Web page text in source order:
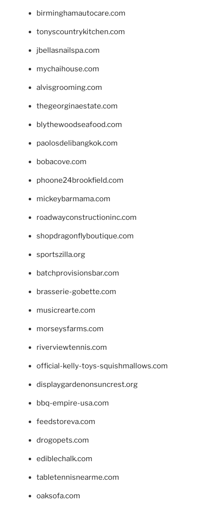
birminghamautocare.com
tonyscountrykitchen.com
jbellasnailspa.com
mychaihouse.com
alvisgrooming.com
thegeorginaestate.com
blythewoodseafood.com
paolosdelibangkok.com
bobacove.com
phoone24brookfield.com
mickeybarmama.com
roadwayconstructioninc.com
shopdragonflyboutique.com
sportszilla.org
batchprovisionsbar.com
brasserie-gobette.com
musicrearte.com
morseysfarms.com
riverviewtennis.com
official-kelly-toys-squishmallows.com
displaygardenonsuncrest.org
bbq-empire-usa.com
feedstoreva.com
drogopets.com
ediblechalk.com
tabletennisnearme.com
oaksofa.com